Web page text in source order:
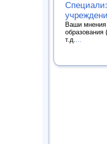
Ваши мнения
т.д....